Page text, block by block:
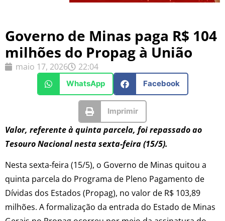
Governo de Minas paga R$ 104
milhões do Propag à União
maio 17, 2026 22:04
WhatsApp Facebook
Imprimir
Valor, referente à quinta parcela, foi repassado ao
Tesouro Nacional nesta sexta-feira (15/5).
Nesta sexta-feira (15/5), o Governo de Minas quitou a
quinta parcela do Programa de Pleno Pagamento de
Dívidas dos Estados (Propag), no valor de R$ 103,89
milhões. A formalização da entrada do Estado de Minas